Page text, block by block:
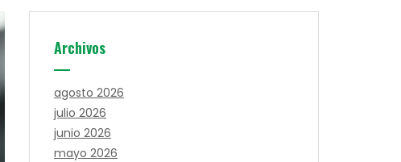
Archivos
agosto 2026
julio 2026
junio 2026
mayo 2026